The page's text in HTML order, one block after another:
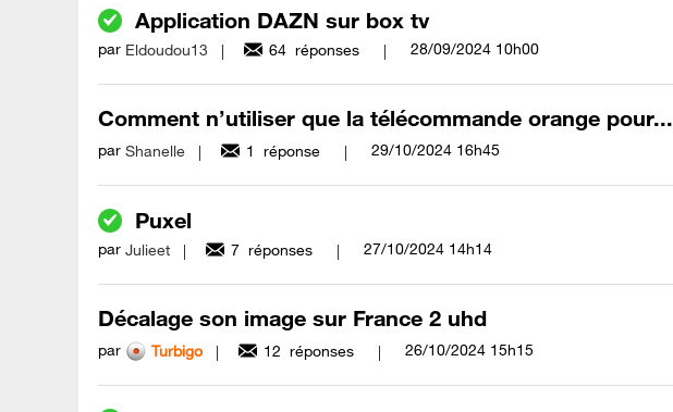
Application DAZN sur box tv
par Eldoudou13 64 réponses ‎28/09/2024 10h00
Comment n’utiliser que la télécommande orange pour...
par Shanelle 1 réponse ‎29/10/2024 16h45
Puxel
par Julieet 7 réponses ‎27/10/2024 14h14
Décalage son image sur France 2 uhd
par Turbigo 12 réponses ‎26/10/2024 15h15